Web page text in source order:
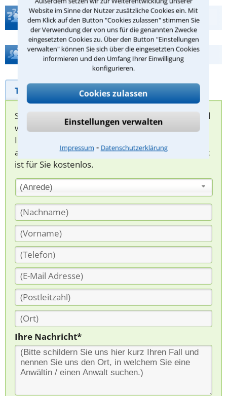
Website im Sinne der Nutzer zusätzliche Cookies ein. Mit
dem Klick auf den Button "Cookies zulassen" stimmen Sie
der Verwendung der von uns für die genannten Zwecke
eingesetzten Cookies zu. Über den Button "Einstellungen
verwalten" können Sie sich über die eingesetzten Cookies
informieren und den Umfang Ihrer Einwilligung
konfigurieren.
Cookies zulassen
Einstellungen verwalten
Impressum ⁃ Datenschutzerklärung
Teste Dein Rechtswissen
Hilfe bei Ihrer Anwaltsuche?
Telefonhilfe Beratungsanfrage
Sie können hier Ihren Fall schildern. Anschließend
werden sich spezialisierte Rechtsanwälte bei
Ihnen melden, um das weitere Vorgehen
abzuklären. Die Rückmeldung durch einen Anwalt
ist für Sie kostenlos.
(Anrede)
Ihre Nachricht*